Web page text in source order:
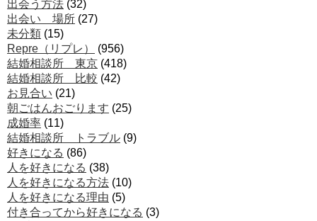
出会う方法 (32)
出会い 場所 (27)
未分類 (15)
Repre（リプレ）
(956)
結婚相談所 東京 (418)
結婚相談所 比較 (42)
お見合い (21)
朝ごはんおごります (25)
成婚率 (11)
結婚相談所 トラブル (9)
好きになる (86)
人を好きになる (38)
人を好きになる方法 (10)
人を好きになる理由 (5)
付き合ってから好きになる (3)